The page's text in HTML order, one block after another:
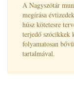
A Nagyszótár
megírása
húsz kötetesre
terjedő szócikkek
folyamatosan
tartalmával.